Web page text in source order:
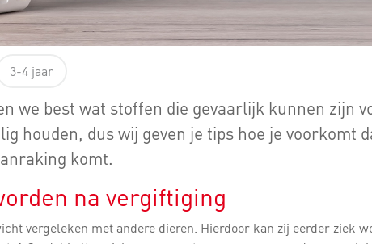
3-4 jaar
we best wat stoffen die gevaarlijk kunnen zijn
houden, dus wij geven je tips hoe je voorkomt
komt.
na vergiftiging
vergeleken met andere dieren. Hierdoor kan zij eerder ziek